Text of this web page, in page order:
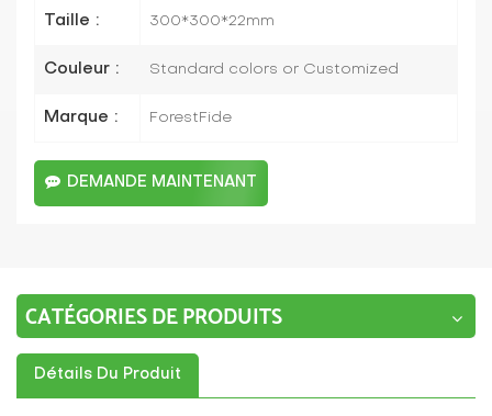
Taille : 300*300*22mm
Couleur : Standard colors or Customized
Marque : ForestFide
DEMANDE MAINTENANT
CATÉGORIES DE PRODUITS
Détails Du Produit